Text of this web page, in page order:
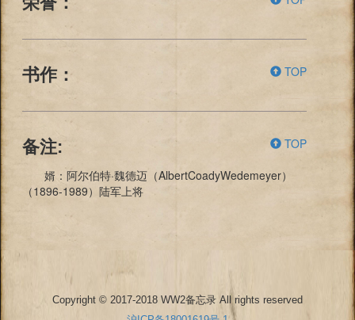
书作： TOP
备注:
TOP
婿：阿尔伯特·魏德迈（AlbertCoadyWedemeyer）
（1896-1989）陆军上将
Copyright © 2017-2018 WW2备忘录 All rights reserved